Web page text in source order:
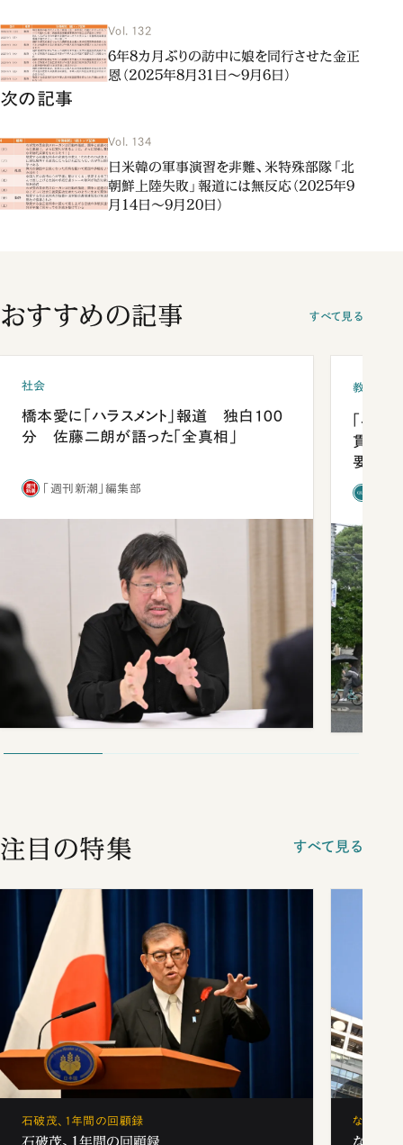
Vol. 132
6年8カ月ぶりの訪中に娘を同行させた金正
恩（2025年8月31日～9月6日）
次の記事
Vol. 134
日米韓の軍事演習を非難、米特殊部隊「北
朝鮮上陸失敗」報道には無反応（2025年9
月14日～9月20日）
おすすめの記事 すべて見る
社会
橋本愛に「ハラスメント」報道 独白100
分 佐藤二朗が語った「全真相」
「週刊新潮」編集部
教育
「早
貫校へ
要だっ
注目の特集 すべて見る
石破茂、1年間の回顧録
石破茂、1年間の回顧録
なぜ「フ
なぜ「